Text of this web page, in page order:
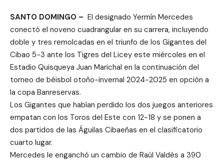
SANTO DOMINGO – El designado Yermín Mercedes
conectó el noveno cuadrangular en su carrera, incluyendo
doble y tres remolcadas en el triunfo de los Gigantes del
Cibao 5-3 ante los Tigres del Licey este miércoles en el
Estadio Quisqueya Juan Marichal en la continuación del
torneo de béisbol otoño-invernal 2024-2025 en opción a
la copa Banreservas.
Los Gigantes que habían perdido los dos juegos anteriores
empatan con los Toros del Este con 12-18 y se ponen a
dos partidos de las Águilas Cibaeñas en el clasificatorio
cuarto lugar.
Mercedes le enganchó un cambio de Raúl Valdés a 390